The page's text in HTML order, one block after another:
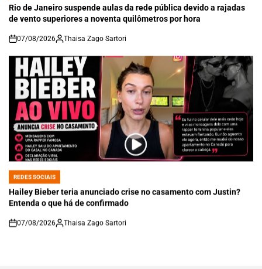
IN
Rio de Janeiro suspende aulas da rede pública devido a rajadas
de vento superiores a noventa quilômetros por hora
on
07/08/2026 Thaisa Zago Sartori
POSTED
IN
REDES SOCIAIS
Hailey Bieber teria anunciado crise no casamento com Justin?
Entenda o que há de confirmado
on
07/08/2026 Thaisa Zago Sartori